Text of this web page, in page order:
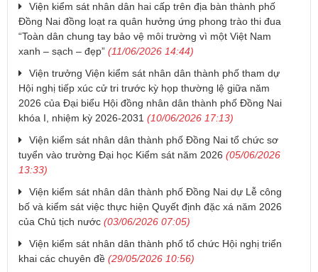
Viện kiểm sát nhân dân hai cấp trên địa bàn thành phố
Đồng Nai đồng loạt ra quân hưởng ứng phong trào thi đua
“Toàn dân chung tay bảo vệ môi trường vì một Việt Nam
xanh – sạch – đẹp” (11/06/2026 14:44)
Viện trưởng Viện kiểm sát nhân dân thành phố tham dự
Hội nghị tiếp xúc cử tri trước kỳ họp thường lệ giữa năm
2026 của Đại biểu Hội đồng nhân dân thành phố Đồng Nai
khóa I, nhiệm kỳ 2026-2031 (10/06/2026 17:13)
Viện kiểm sát nhân dân thành phố Đồng Nai tổ chức sơ
tuyển vào trường Đại học Kiểm sát năm 2026 (05/06/2026
13:33)
Viện kiểm sát nhân dân thành phố Đồng Nai dự Lễ công
bố và kiểm sát việc thực hiện Quyết định đặc xá năm 2026
của Chủ tịch nước (03/06/2026 07:05)
Viện kiểm sát nhân dân thành phố tổ chức Hội nghị triển
khai các chuyên đề (29/05/2026 10:56)